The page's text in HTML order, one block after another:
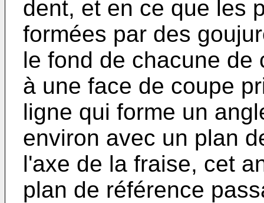
dent, et en ce que les
formées par des
le fond de chacune de
à une face de coupe
ligne qui forme un
environ avec un plan
l'axe de la fraise, cet
plan de référence